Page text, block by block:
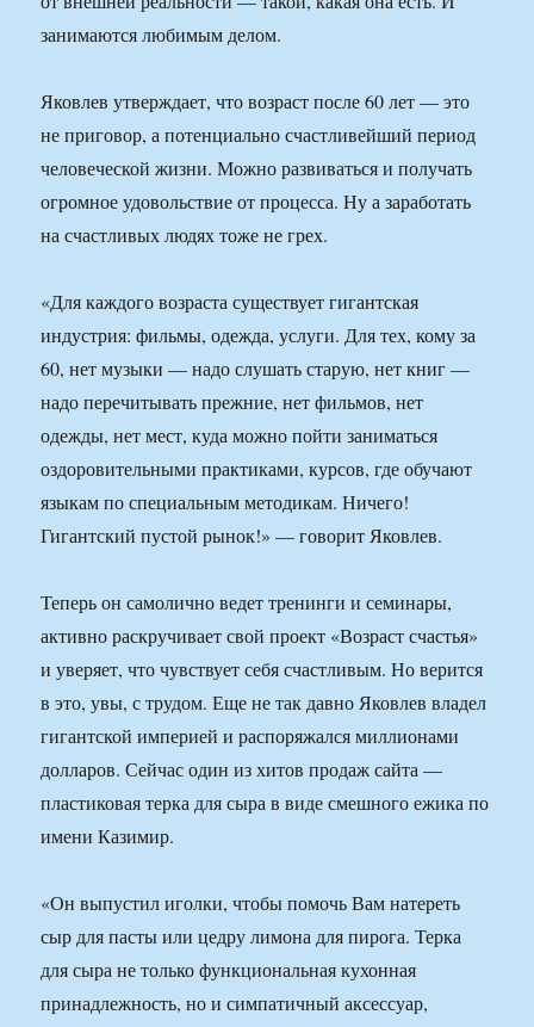
занимаются любимым делом.
Яковлев утверждает, что возраст после 60 лет — это
не приговор, а потенциально счастливейший период
человеческой жизни. Можно развиваться и получать
огромное удовольствие от процесса. Ну а заработать
на счастливых людях тоже не грех.
«Для каждого возраста существует гигантская
индустрия: фильмы, одежда, услуги. Для тех, кому за
60, нет музыки — надо слушать старую, нет книг —
надо перечитывать прежние, нет фильмов, нет
одежды, нет мест, куда можно пойти заниматься
оздоровительными практиками, курсов, где обучают
языкам по специальным методикам. Ничего!
Гигантский пустой рынок!» — говорит Яковлев.
Теперь он самолично ведет тренинги и семинары,
активно раскручивает свой проект «Возраст счастья»
и уверяет, что чувствует себя счастливым. Но верится
в это, увы, с трудом. Еще не так давно Яковлев владел
гигантской империей и распоряжался миллионами
долларов. Сейчас один из хитов продаж сайта —
пластиковая терка для сыра в виде смешного ежика по
имени Казимир.
«Он выпустил иголки, чтобы помочь Вам натереть
сыр для пасты или цедру лимона для пирога. Терка
для сыра не только функциональная кухонная
принадлежность, но и симпатичный аксессуар,